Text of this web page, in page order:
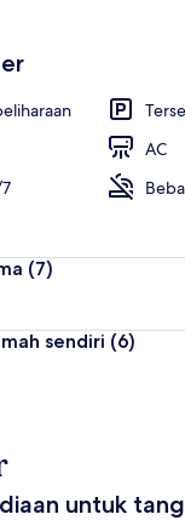
AC
(7)
sendiri (6)
untuk